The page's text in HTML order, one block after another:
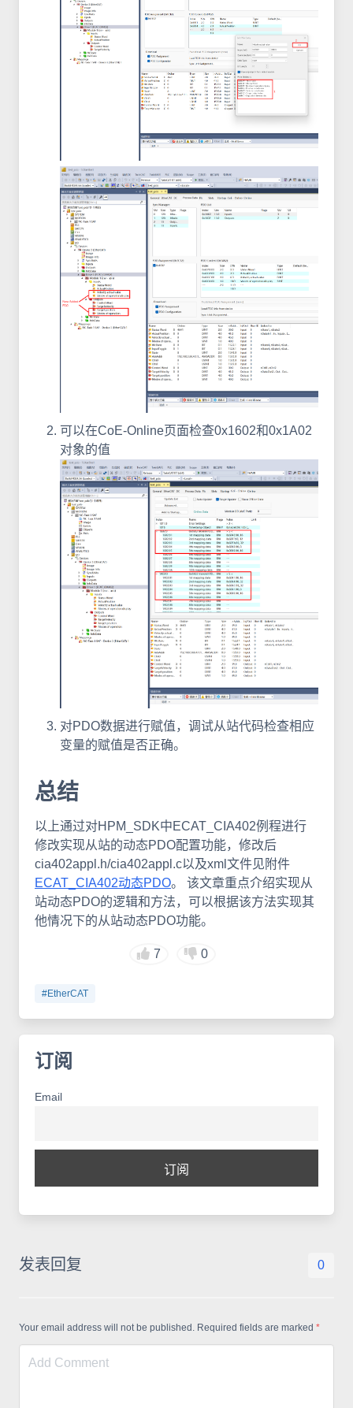
可以在CoE-Online页面检查0x1602和0x1A02
对象的值
对PDO数据进行赋值，调试从站代码检查相应
变量的赋值是否正确。
总结
以上通过对HPM_SDK中ECAT_CIA402例程进行
修改实现从站的动态PDO配置功能，修改后
cia402appl.h/cia402appl.c以及xml文件见附件
ECAT_CIA402动态PDO。 该文章重点介绍实现从
站动态PDO的逻辑和方法，可以根据该方法实现其
他情况下的从站动态PDO功能。
7 0
#EtherCAT
订阅
Email
发表回复 0
Your email address will not be published. Required fields are marked *